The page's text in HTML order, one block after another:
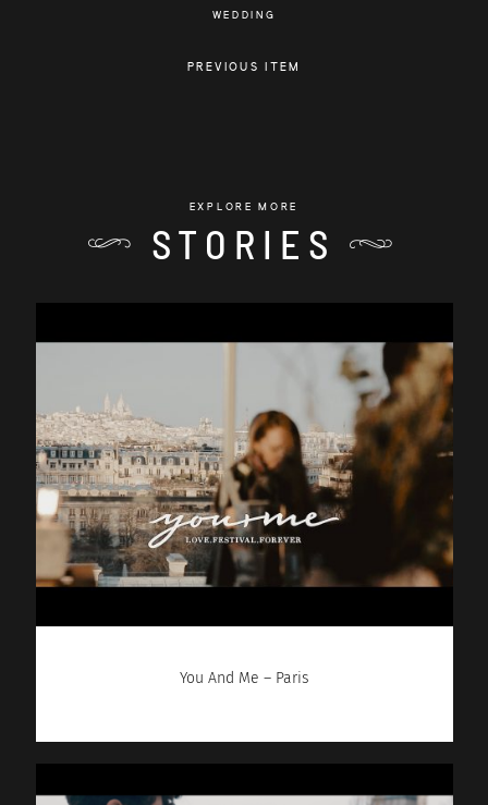
WEDDING
PREVIOUS ITEM
EXPLORE MORE
STORIES
You And Me – Paris